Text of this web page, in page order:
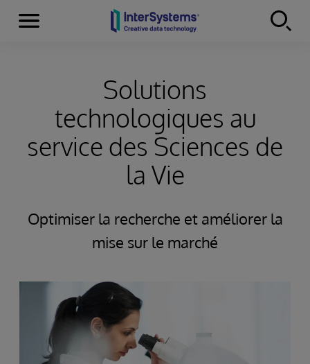
Skip to content
Menu
Solutions
technologiques au
service des Sciences de
la Vie
Optimiser la recherche et améliorer la
mise sur le marché